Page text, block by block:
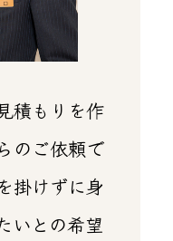
積もりを作
のご依頼で
掛けずに身
いとの希望